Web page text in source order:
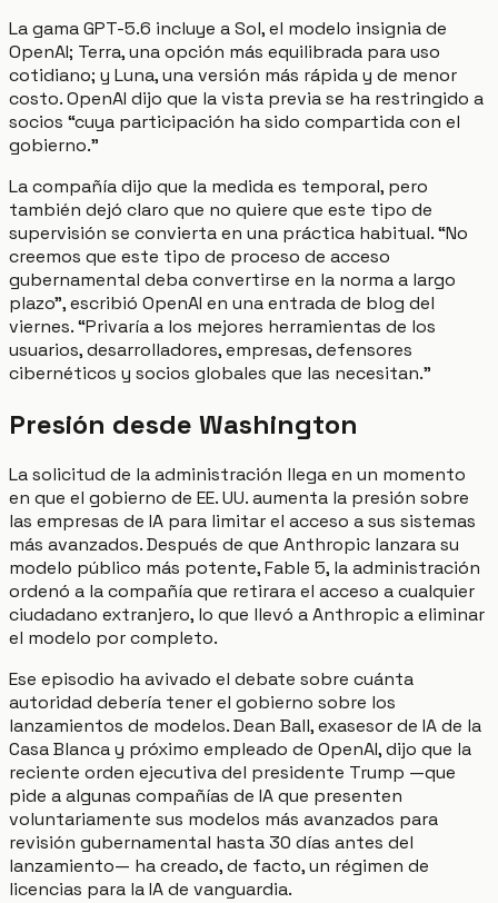
La gama GPT-5.6 incluye a Sol, el modelo insignia de
OpenAI; Terra, una opción más equilibrada para uso
cotidiano; y Luna, una versión más rápida y de menor
costo. OpenAI dijo que la vista previa se ha restringido a
socios “cuya participación ha sido compartida con el
gobierno.”
La compañía dijo que la medida es temporal, pero
también dejó claro que no quiere que este tipo de
supervisión se convierta en una práctica habitual. “No
creemos que este tipo de proceso de acceso
gubernamental deba convertirse en la norma a largo
plazo”, escribió OpenAI en una entrada de blog del
viernes. “Privaría a los mejores herramientas de los
usuarios, desarrolladores, empresas, defensores
cibernéticos y socios globales que las necesitan.”
Presión desde Washington
La solicitud de la administración llega en un momento
en que el gobierno de EE. UU. aumenta la presión sobre
las empresas de IA para limitar el acceso a sus sistemas
más avanzados. Después de que Anthropic lanzara su
modelo público más potente, Fable 5, la administración
ordenó a la compañía que retirara el acceso a cualquier
ciudadano extranjero, lo que llevó a Anthropic a eliminar
el modelo por completo.
Ese episodio ha avivado el debate sobre cuánta
autoridad debería tener el gobierno sobre los
lanzamientos de modelos. Dean Ball, exasesor de IA de la
Casa Blanca y próximo empleado de OpenAI, dijo que la
reciente orden ejecutiva del presidente Trump —que
pide a algunas compañías de IA que presenten
voluntariamente sus modelos más avanzados para
revisión gubernamental hasta 30 días antes del
lanzamiento— ha creado, de facto, un régimen de
licencias para la IA de vanguardia.